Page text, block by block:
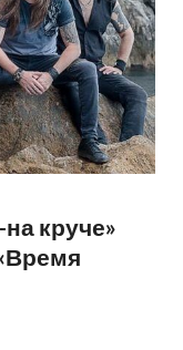
круче»